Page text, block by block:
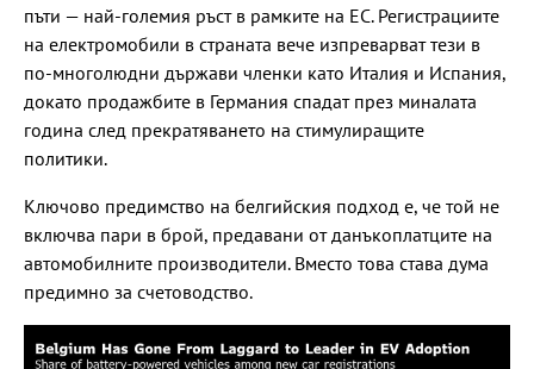
пъти — най-големия ръст в рамките на ЕС. Регистрациите
на електромобили в страната вече изпреварват тези в
по-многолюдни държави членки като Италия и Испания,
докато продажбите в Германия спадат през миналата
година след прекратяването на стимулиращите
политики.
Ключово предимство на белгийския подход е, че той не
включва пари в брой, предавани от данъкоплатците на
автомобилните производители. Вместо това става дума
предимно за счетоводство.